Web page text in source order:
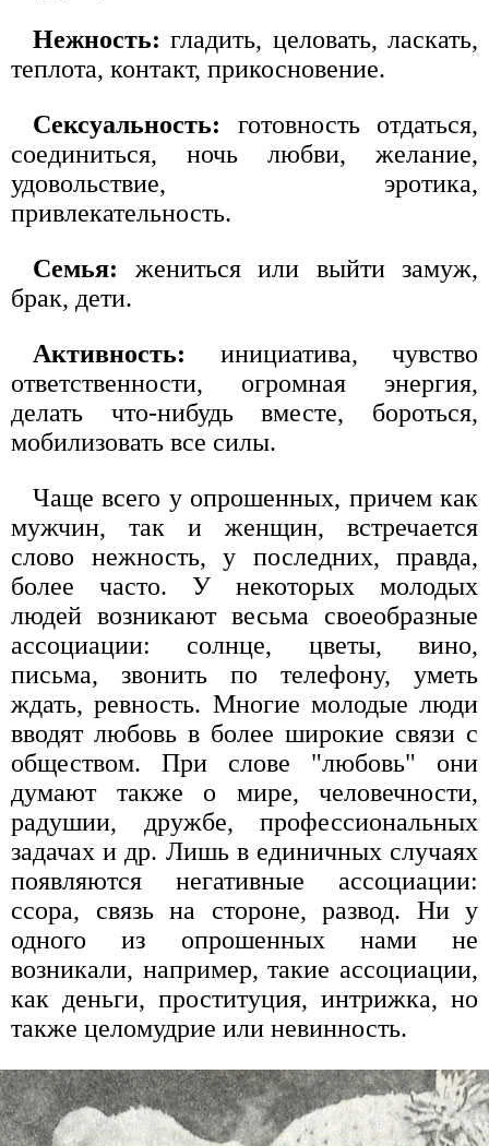
Нежность: гладить, целовать, ласкать,
теплота, контакт, прикосновение.
Сексуальность: готовность отдаться,
соединиться, ночь любви, желание,
удовольствие, эротика,
привлекательность.
Семья: жениться или выйти замуж,
брак, дети.
Активность: инициатива, чувство
ответственности, огромная энергия,
делать что-нибудь вместе, бороться,
мобилизовать все силы.
Чаще всего у опрошенных, причем как
мужчин, так и женщин, встречается
слово нежность, у последних, правда,
более часто. У некоторых молодых
людей возникают весьма своеобразные
ассоциации: солнце, цветы, вино,
письма, звонить по телефону, уметь
ждать, ревность. Многие молодые люди
вводят любовь в более широкие связи с
обществом. При слове "любовь" они
думают также о мире, человечности,
радушии, дружбе, профессиональных
задачах и др. Лишь в единичных случаях
появляются негативные ассоциации:
ссора, связь на стороне, развод. Ни у
одного из опрошенных нами не
возникали, например, такие ассоциации,
как деньги, проституция, интрижка, но
также целомудрие или невинность.